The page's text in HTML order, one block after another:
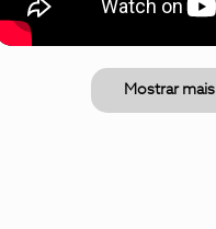
Mostrar mais